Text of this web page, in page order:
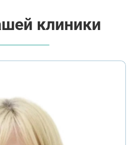
клиники